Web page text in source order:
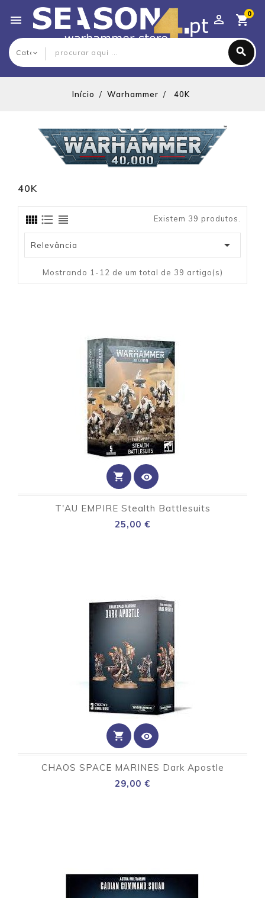
0

Início Warhammer 40K
40K
Existem 39 produtos.
Relevância 
Mostrando 1-12 de um total de 39 artigo(s)
shopping_cart visibility
T'AU EMPIRE Stealth Battlesuits
25,00 €
shopping_cart visibility
CHAOS SPACE MARINES Dark Apostle
29,00 €